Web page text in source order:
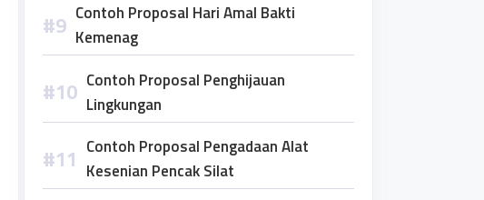
Contoh Proposal Hari Amal Bakti
Kemenag
Contoh Proposal Penghijauan
Lingkungan
Contoh Proposal Pengadaan Alat
Kesenian Pencak Silat